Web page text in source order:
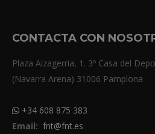
CONTACTA CON
Plaza Aizagerria, 1. 3º Casa del
(Navarra Arena) 31006 Pamplona
+34 608 875 383
Email: fnt@fnt.es